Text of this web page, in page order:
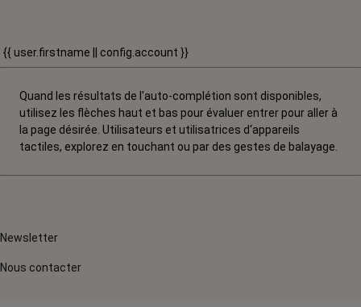
{{ user.firstname || config.account }}
Quand les résultats de l'auto-complétion sont disponibles,
utilisez les flèches haut et bas pour évaluer entrer pour aller à
la page désirée. Utilisateurs et utilisatrices d‘appareils
tactiles, explorez en touchant ou par des gestes de balayage.
Newsletter
Nous contacter